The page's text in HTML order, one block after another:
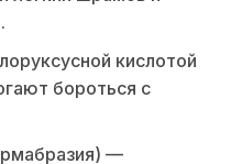
кислотой
бороться с
—